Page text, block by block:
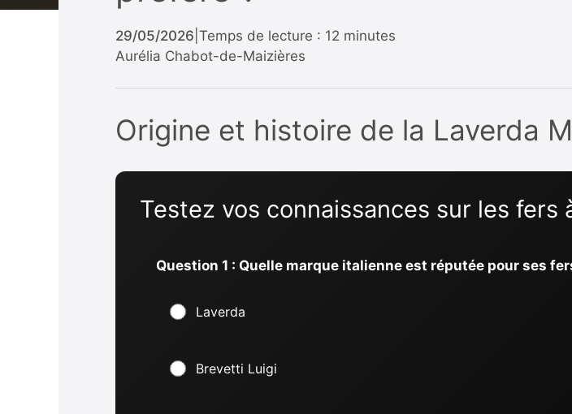
29/05/2026 Temps de lecture : 12 minutes
Aurélia Chabot-de-Maizières
Origine et histoire de la Laverda
Testez vos connaissances sur les fers
Question 1 : Quelle marque italienne est réputée pour ses
Laverda
Brevetti Luigi